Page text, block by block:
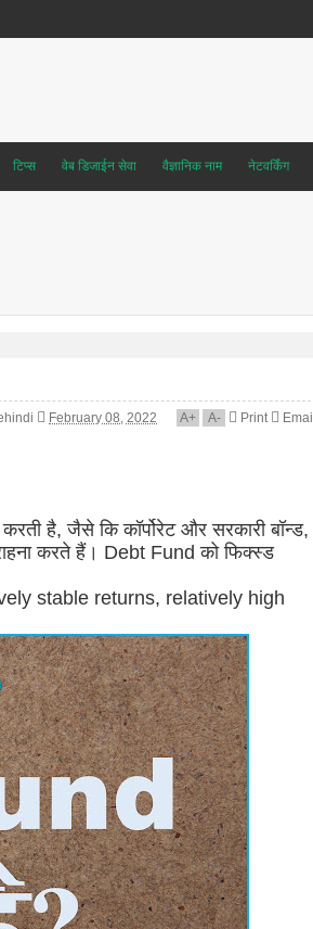
टिप्स वेब डिजाईन सेवा वैज्ञानिक नाम नेटवर्किंग
February 08, 2022 A+ A- Print Email
है, जैसे कि कॉर्पोरेट और सरकारी बॉन्ड,
करते हैं। Debt Fund को फिक्स्ड
stable returns, relatively high